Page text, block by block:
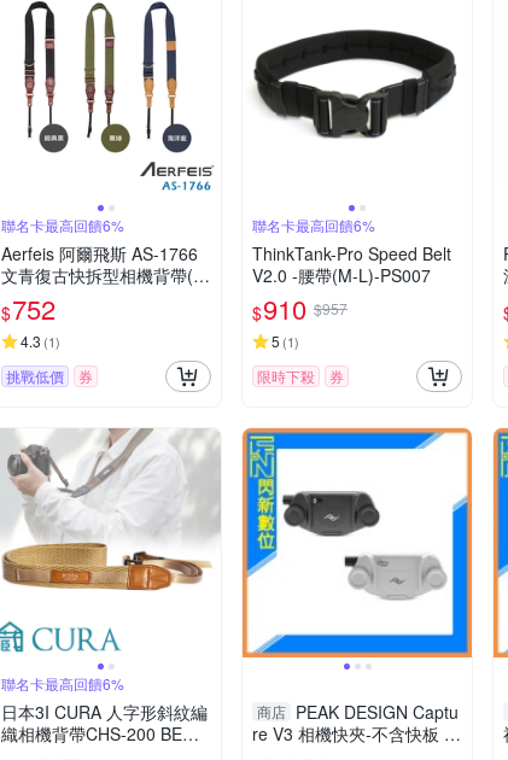
聯名卡最高回饋6%
Aerfeis 阿爾飛斯 AS-1766
文青復古快拆型相機背帶(公
司貨)
$752
4.3 (1)
挑戰低價 券
聯名卡最高回饋6%
ThinkTank-Pro Speed Belt
V2.0 -腰帶(M-L)-PS007
$910 $957
5 (1)
限時下殺 券
聯名卡最高回饋6%
日本3I CURA 人字形斜紋編
織相機背帶CHS-200 BEG
(米色)(彩宣總代理)
商店 PEAK DESIGN Captu
re V3 相機快夾-不含快板 背
帶 腰帶 黑004EMB/銀004E